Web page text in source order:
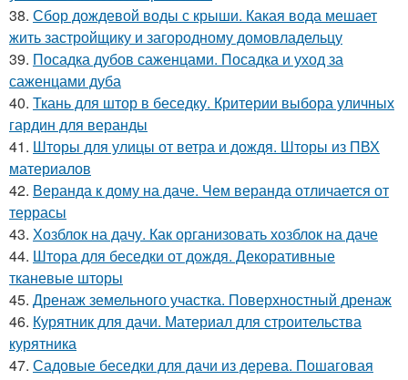
38. Сбор дождевой воды с крыши. Какая вода мешает
жить застройщику и загородному домовладельцу
39. Посадка дубов саженцами. Посадка и уход за
саженцами дуба
40. Ткань для штор в беседку. Критерии выбора уличных
гардин для веранды
41. Шторы для улицы от ветра и дождя. Шторы из ПВХ
материалов
42. Веранда к дому на даче. Чем веранда отличается от
террасы
43. Хозблок на дачу. Как организовать хозблок на даче
44. Штора для беседки от дождя. Декоративные
тканевые шторы
45. Дренаж земельного участка. Поверхностный дренаж
46. Курятник для дачи. Материал для строительства
курятника
47. Садовые беседки для дачи из дерева. Пошаговая